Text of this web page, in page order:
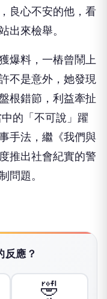
劇故事講述性格樸
八歲高齡考上公務
良心不安的他，看
出來檢舉。
爆料，一樁曾鬧上
不是意外，她發現
根錯節，利益牽扯
的「不可說」躍
問題。